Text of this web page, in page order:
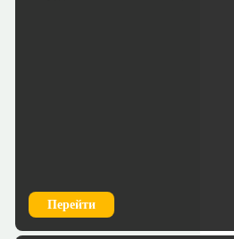
Перейти